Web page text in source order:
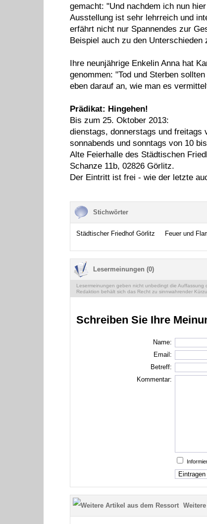
gemacht: "Und nachdem ich nun
Ausstellung ist sehr lehrreich und
erfährt nicht nur Spannendes zur
Beispiel auch zu den Unterschieden
Ihre neunjährige Enkelin Anna hat
genommen: "Tod und Sterben
eben darauf an, wie man es
Prädikat: Hingehen!
Bis zum 25. Oktober 2013:
dienstags, donnerstags und freitags
sonnabends und sonntags von 10
Alte Feierhalle des Städtischen
Schanze 11b, 02826 Görlitz.
Der Eintritt ist frei - wie der letzte
Stichwörter
Städtischer Friedhof Görlitz Feuer und
Lesermeinungen (0)
Lesermeinungen geben nicht unbedingt die Auffassung
Redaktion behält sich das Recht zu sinnwahrender
Schreiben Sie Ihre
Name:
Email:
Betreff:
Kommentar: